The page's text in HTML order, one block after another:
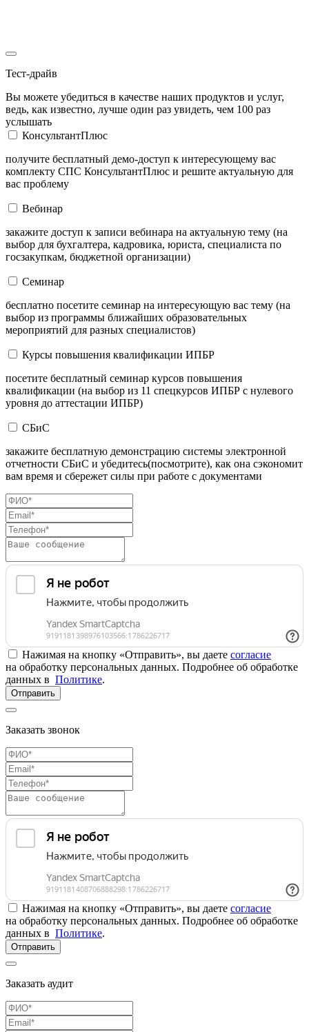
Тест-драйв
Вы можете убедиться в качестве наших продуктов и услуг,
ведь, как известно, лучше один раз увидеть, чем 100 раз
услышать
КонсультантПлюс
получите бесплатный демо-доступ к интересующему вас
комплекту СПС КонсультантПлюс и решите актуальную для
вас проблему
Вебинар
закажите доступ к записи вебинара на актуальную тему (на
выбор для бухгалтера, кадровика, юриста, специалиста по
госзакупкам, бюджетной организации)
Семинар
бесплатно посетите семинар на интересующую вас тему (на
выбор из программы ближайших образовательных
мероприятий для разных специалистов)
Курсы повышения квалификации ИПБР
посетите бесплатный семинар курсов повышения
квалификации (на выбор из 11 спецкурсов ИПБР с нулевого
уровня до аттестации ИПБР)
СБиС
закажите бесплатную демонстрацию системы электронной
отчетности СБиС и убедитесь(посмотрите), как она сэкономит
вам время и сбережет силы при работе с документами
Нажимая на кнопку «Отправить», вы даете согласие
на обработку персональных данных. Подробнее об обработке
данных в Политике.
Отправить
Заказать звонок
Нажимая на кнопку «Отправить», вы даете согласие
на обработку персональных данных. Подробнее об обработке
данных в Политике.
Отправить
Заказать аудит